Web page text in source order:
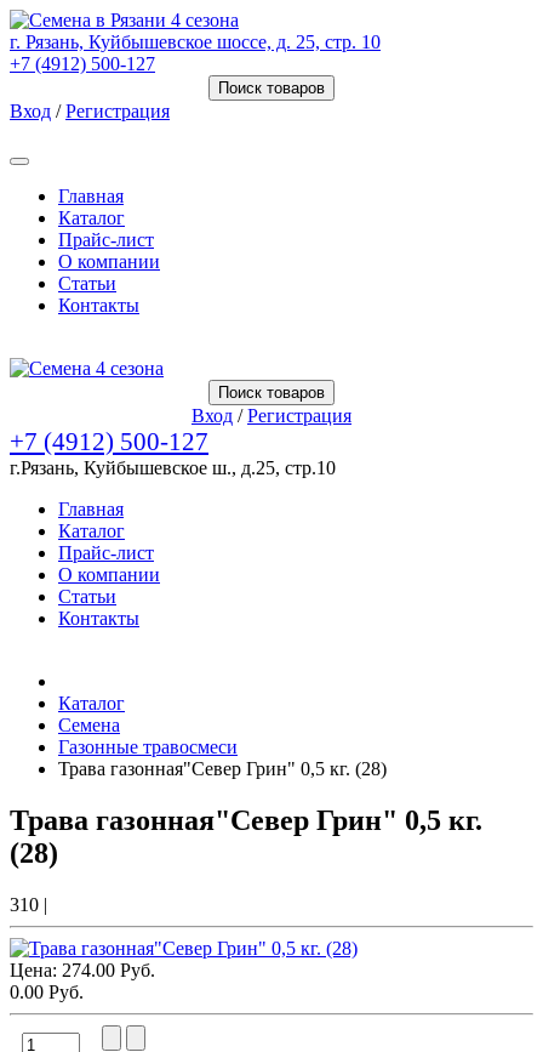
г. Рязань, Куйбышевское шоссе, д. 25, стр. 10
+7 (4912) 500-127
Поиск товаров
Вход /Регистрация
Главная
Каталог
Прайс-лист
О компании
Статьи
Контакты
Поиск товаров
Вход /Регистрация
+7 (4912) 500-127
г.Рязань, Куйбышевское ш., д.25, стр.10
Главная
Каталог
Прайс-лист
О компании
Статьи
Контакты
Каталог
Семена
Газонные травосмеси
Трава газонная"Север Грин" 0,5 кг. (28)
Трава газонная"Север Грин" 0,5 кг.
(28)
310 |
Цена: 274.00 Руб.
0.00 Руб.